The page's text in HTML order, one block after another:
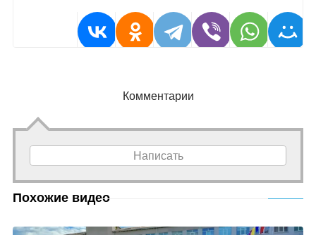
Комментарии
Написать
Похожие видео